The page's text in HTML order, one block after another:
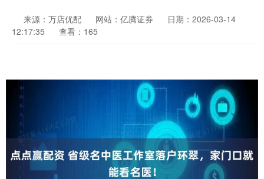
来源：万店优配 网站：亿腾证券
日期：2026-03-14
12:17:35
查看：165